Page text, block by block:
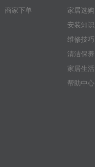
商家下单
家居选购
安装知识
维修技巧
清洁保养
家居生活
帮助中心